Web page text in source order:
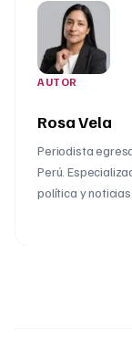
AUTOR
Rosa Vela
Periodista
Perú.
política y